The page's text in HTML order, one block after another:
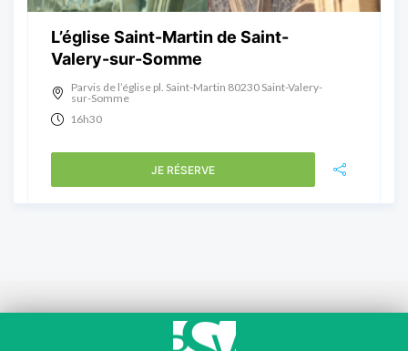
L’église Saint-Martin de Saint-
Valery-sur-Somme
Parvis de l’église pl. Saint-Martin 80230 Saint-Valery-
sur-Somme
16h30
JE RÉSERVE